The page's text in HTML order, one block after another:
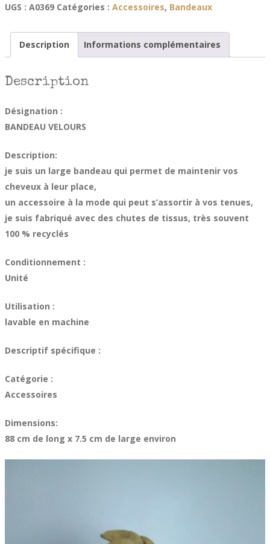
UGS : A0369 Catégories : Accessoires, Bandeaux
Description Informations complémentaires
Description
Désignation :
BANDEAU VELOURS
Description:
je suis un large bandeau qui permet de maintenir vos
cheveux à leur place,
un accessoire à la mode qui peut s’assortir à vos tenues,
je suis fabriqué avec des chutes de tissus, très souvent
100 % recyclés
Conditionnement :
Unité
Utilisation :
lavable en machine
Descriptif spécifique :
Catégorie :
Accessoires
Dimensions:
88 cm de long x 7.5 cm de large environ